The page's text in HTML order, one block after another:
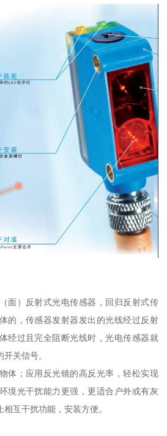
面）反射式光电传感器，回归反射式传
的，传感器发射器发出的光线经过反射
经过且完全阻断光线时，光电传感器就
关信号。
体；应用反光镜的高反光率，轻松实现
境光干扰能力更强，更适合户外或有灰
互干扰功能，安装方便。